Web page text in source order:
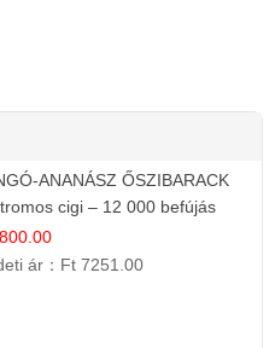
ANANÁSZ ŐSZIBARACK
cigi – 12 000 befújás
ár： Ft 7251.00